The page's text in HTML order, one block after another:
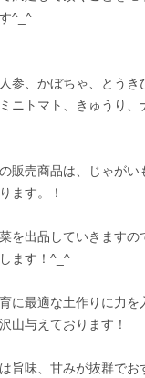
^_^
参、かぼちゃ、とうき
ニトマト、きゅうり、
販売商品は、じゃがい
ます。！
を出品していきますの
ます！^_^
に最適な土作りに力を
山与えております！
旨味、甘みが抜群でお